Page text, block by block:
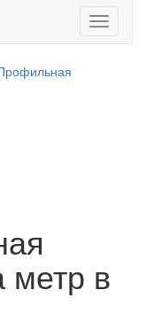
Toggle
метр в